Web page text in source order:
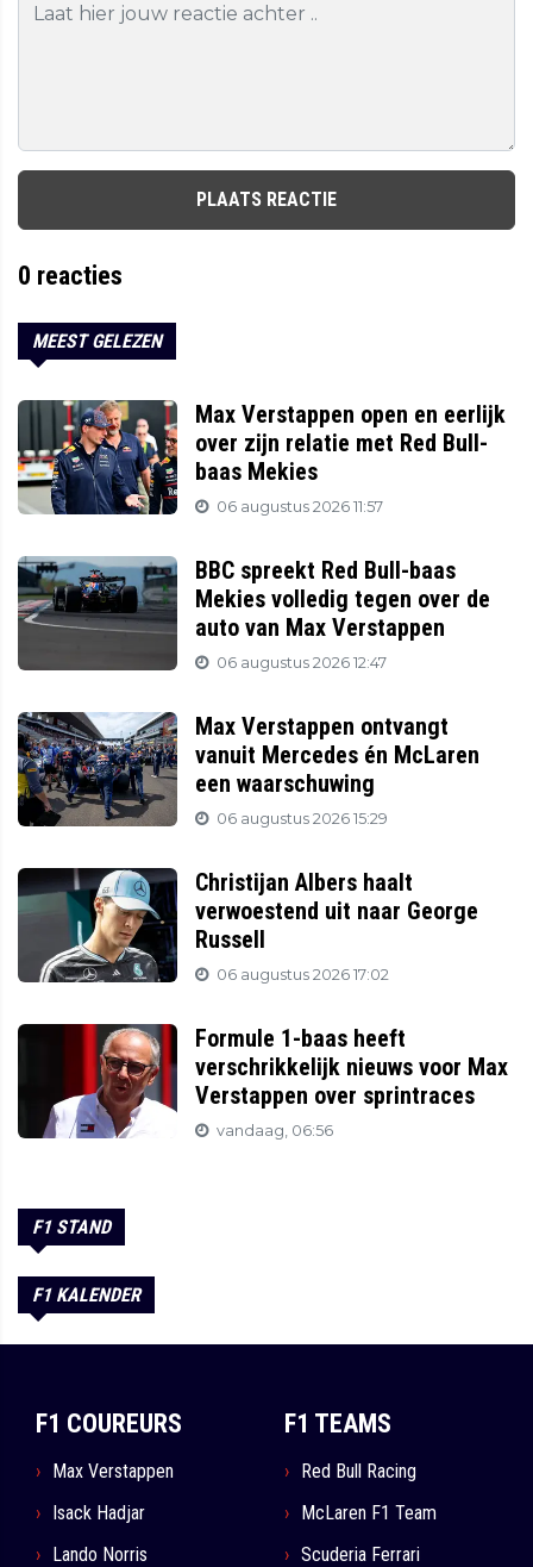
PLAATS REACTIE
0 reacties
MEEST GELEZEN
Max Verstappen open en eerlijk
over zijn relatie met Red Bull-
baas Mekies
06 augustus 2026 11:57
BBC spreekt Red Bull-baas
Mekies volledig tegen over de
auto van Max Verstappen
06 augustus 2026 12:47
Max Verstappen ontvangt
vanuit Mercedes én McLaren
een waarschuwing
06 augustus 2026 15:29
Christijan Albers haalt
verwoestend uit naar George
Russell
06 augustus 2026 17:02
Formule 1-baas heeft
verschrikkelijk nieuws voor Max
Verstappen over sprintraces
vandaag, 06:56
F1 STAND
F1 KALENDER
F1 COUREURS
Max Verstappen
Isack Hadjar
Lando Norris
F1 TEAMS
Red Bull Racing
McLaren F1 Team
Scuderia Ferrari